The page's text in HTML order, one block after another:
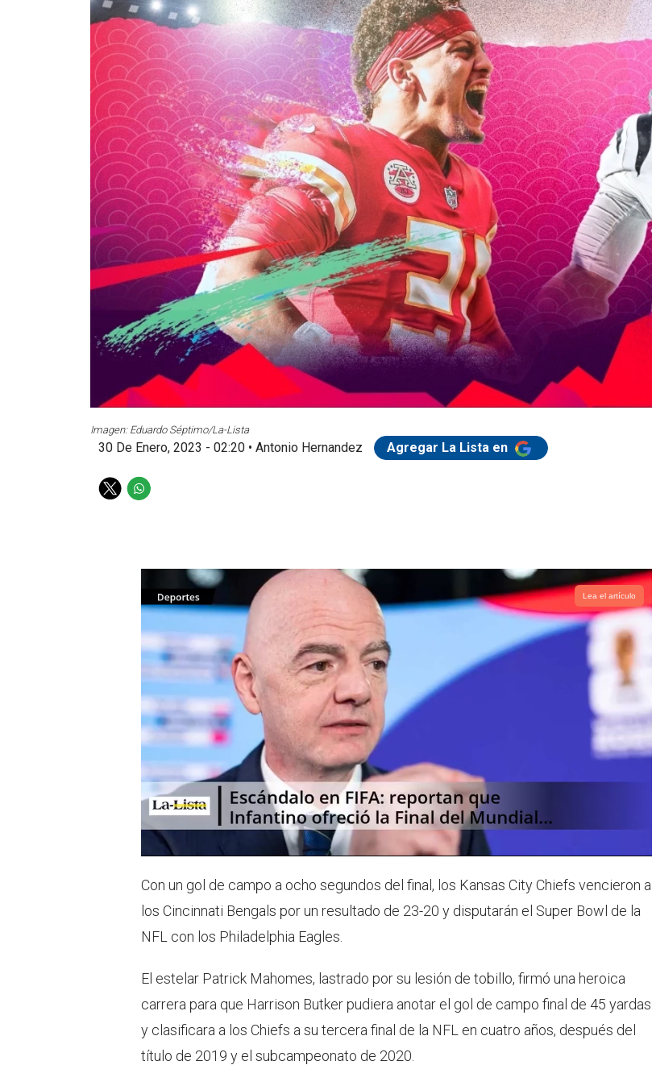
Imagen: Eduardo Séptimo/La-Lista
30 De Enero, 2023 - 02:20 • Antonio Hernandez Agregar La Lista en
T
W
p
Lea el artículo
Con un gol de campo a ocho segundos del final, los Kansas City Chiefs vencieron a
los Cincinnati Bengals por un resultado de 23-20 y disputarán el Super Bowl de la
NFL con los Philadelphia Eagles.
El estelar Patrick Mahomes, lastrado por su lesión de tobillo, firmó una heroica
carrera para que Harrison Butker pudiera anotar el gol de campo final de 45 yardas
y clasificara a los Chiefs a su tercera final de la NFL en cuatro años, después del
título de 2019 y el subcampeonato de 2020.